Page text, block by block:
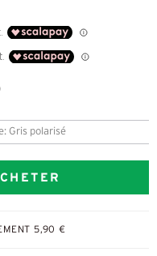
Gris polarisé
5,90 €